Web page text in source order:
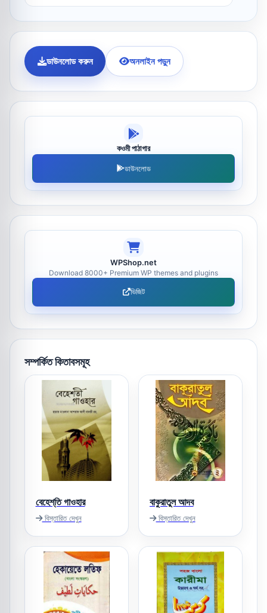
ডাউনলোড করুন অনলাইন পড়ুন
কওমী পাঠাগার
ডাউনলোড
WPShop.net
Download 8000+ Premium WP themes and plugins
ভিজিট
সম্পর্কিত কিতাবসমূহ
বেহেশ্‌তি গাওহার
বিস্তারিত দেখুন
বাকুরাতুল আদব
বিস্তারিত দেখুন